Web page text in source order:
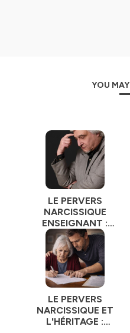
En plus des informations
partage de ces récits
d'inspiration et d'espoir
relations toxiquesavec
Je crois fermement qu'en
les gens sur les pervers
environnement plus sain
vulnérables à leurs
Je vous invite donc à
découverte des pervers
moyens pour les combattre.
Préparez-vous à une
conversations
pour vous aider à vous
Bienvenue dans "Le
Couderc, le podcast qui
comprendre et surmonter
YOU
LE PERVERS
NARCISSIQUE
ENSEIGNANT :
L'EMPRISE PAR LE
SAVOIR
LE PERVERS
NARCISSIQUE ET
L'HÉRITAGE :